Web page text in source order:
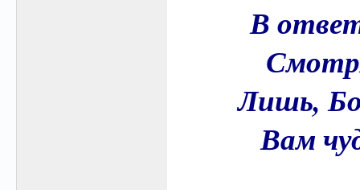
В
Лишь,
Вам